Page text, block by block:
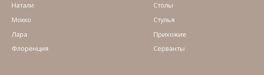
Натали
Мокко
Лара
Флоренция
Столы
Стулья
Прихожие
Серванты